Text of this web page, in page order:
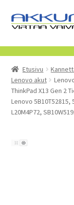
Siirry
navigointiin
Siirry
sisältöön
Kauppa
Tietoa meistä
Yrityksille
Etusivu
Lenovo akut
ThinkPad X13 Gen 2
Lenovo 5B10T52815,
L20M4P72,